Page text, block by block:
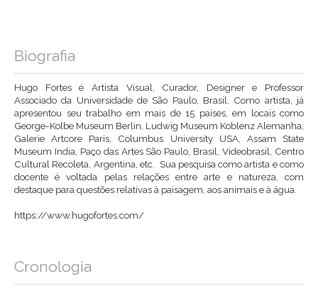
Biografia
Hugo Fortes é Artista Visual, Curador, Designer e Professor
Associado da Universidade de São Paulo, Brasil. Como artista, já
apresentou seu trabalho em mais de 15 países, em locais como
George-Kolbe Museum Berlin, Ludwig Museum Koblenz Alemanha,
Galerie Artcore Paris, Columbus University USA, Assam State
Museum India, Paço das Artes São Paulo, Brasil, Videobrasil, Centro
Cultural Recoleta, Argentina, etc. Sua pesquisa como artista e como
docente é voltada pelas relações entre arte e natureza, com
destaque para questões relativas à paisagem, aos animais e à água.
https://www.hugofortes.com/
Cronologia